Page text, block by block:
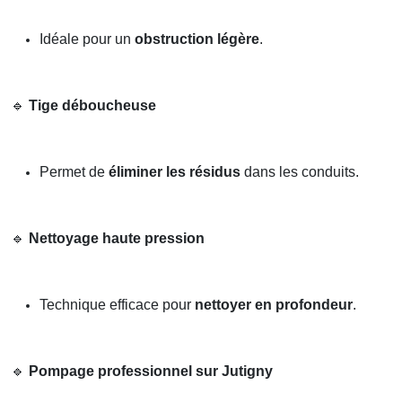
Idéale pour un obstruction légère.
🔹 Tige déboucheuse
Permet de éliminer les résidus dans les conduits.
🔹 Nettoyage haute pression
Technique efficace pour nettoyer en profondeur.
🔹 Pompage professionnel sur Jutigny